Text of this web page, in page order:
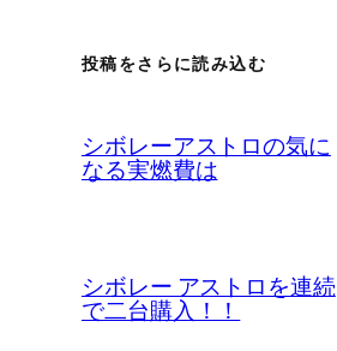
投稿をさらに読み込む
シボレーアストロの気に
なる実燃費は
シボレー アストロを連続
で二台購入！！